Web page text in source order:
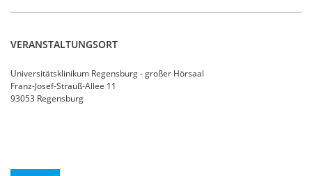
VERANSTALTUNGSORT
Universitätsklinikum Regensburg - großer Hörsaal
Franz-Josef-Strauß-Allee 11
93053 Regensburg